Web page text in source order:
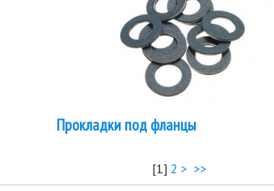
Прокладки под фланцы
[1] 2 > >>